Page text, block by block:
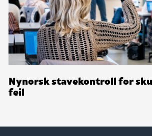
Nynorsk stavekontroll for
feil